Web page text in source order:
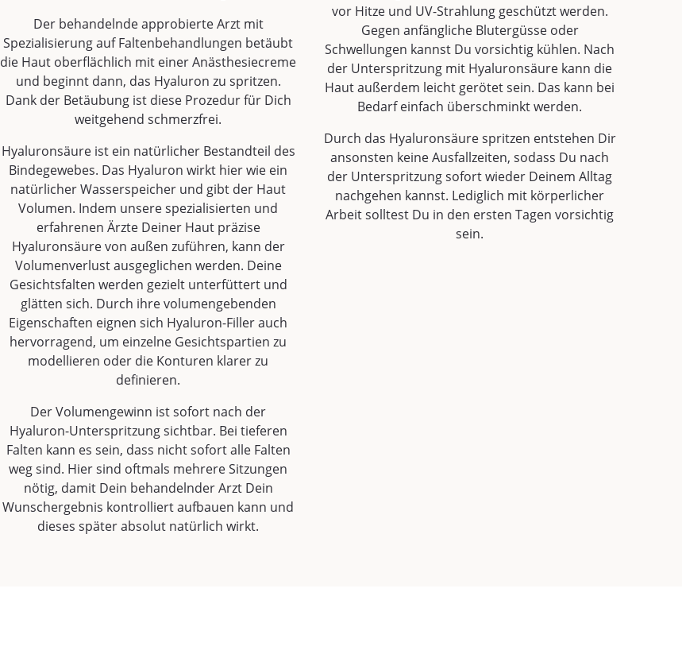
Der behandelnde approbierte Arzt mit
Spezialisierung auf Faltenbehandlungen betäubt
die Haut oberflächlich mit einer Anästhesiecreme
und beginnt dann, das Hyaluron zu spritzen.
Dank der Betäubung ist diese Prozedur für Dich
weitgehend schmerzfrei.
Hyaluronsäure ist ein natürlicher Bestandteil des
Bindegewebes. Das Hyaluron wirkt hier wie ein
natürlicher Wasserspeicher und gibt der Haut
Volumen. Indem unsere spezialisierten und
erfahrenen Ärzte Deiner Haut präzise
Hyaluronsäure von außen zuführen, kann der
Volumenverlust ausgeglichen werden. Deine
Gesichtsfalten werden gezielt unterfüttert und
glätten sich. Durch ihre volumengebenden
Eigenschaften eignen sich Hyaluron-Filler auch
hervorragend, um einzelne Gesichtspartien zu
modellieren oder die Konturen klarer zu
definieren.
Der Volumengewinn ist sofort nach der
Hyaluron-Unterspritzung sichtbar. Bei tieferen
Falten kann es sein, dass nicht sofort alle Falten
weg sind. Hier sind oftmals mehrere Sitzungen
nötig, damit Dein behandelnder Arzt Dein
Wunschergebnis kontrolliert aufbauen kann und
dieses später absolut natürlich wirkt.
vor Hitze und UV-Strahlung geschützt werden.
Gegen anfängliche Blutergüsse oder
Schwellungen kannst Du vorsichtig kühlen. Nach
der Unterspritzung mit Hyaluronsäure kann die
Haut außerdem leicht gerötet sein. Das kann bei
Bedarf einfach überschminkt werden.
Durch das Hyaluronsäure spritzen entstehen Dir
ansonsten keine Ausfallzeiten, sodass Du nach
der Unterspritzung sofort wieder Deinem Alltag
nachgehen kannst. Lediglich mit körperlicher
Arbeit solltest Du in den ersten Tagen vorsichtig
sein.